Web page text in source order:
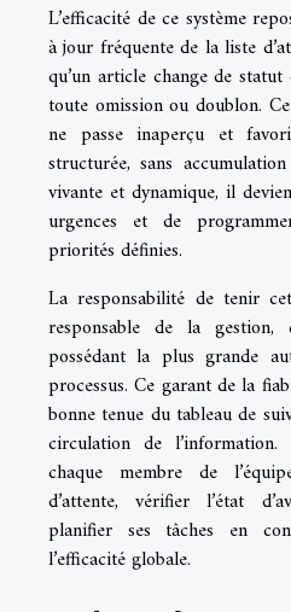
L’efficacité de ce système
à jour fréquente de la liste
qu’un article change de
toute omission ou doublon.
ne passe inaperçu et
structurée, sans
vivante et dynamique, il
urgences et de
priorités définies.
La responsabilité de tenir
responsable de la gestion,
possédant la plus grande
processus. Ce garant de la
bonne tenue du tableau de
circulation de
chaque membre de
d’attente, vérifier l’état
planifier ses tâches en
l’efficacité globale.